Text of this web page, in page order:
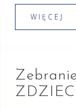
WIĘCEJ